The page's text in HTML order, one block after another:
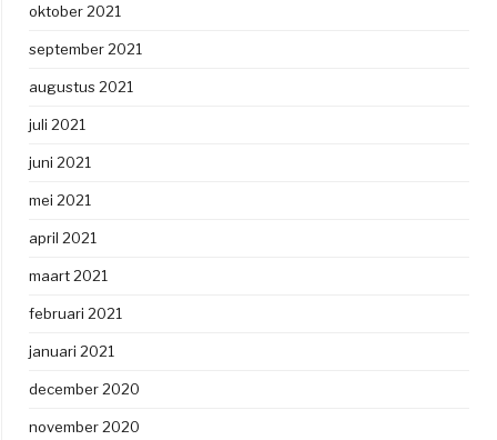
oktober 2021
september 2021
augustus 2021
juli 2021
juni 2021
mei 2021
april 2021
maart 2021
februari 2021
januari 2021
december 2020
november 2020